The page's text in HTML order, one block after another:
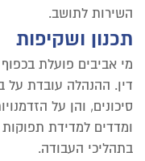
השירות לתושב.
תכנון ושקיפות
מי אביבים פועלת
דין. ההנהלה עובדת על
סיכונים, והן על
ומדדים למדידת
בתהליכי העבודה.